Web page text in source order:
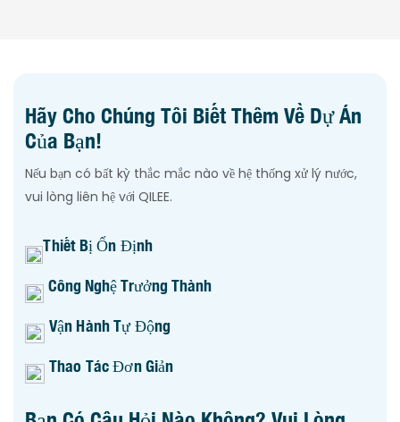
Hãy Cho Chúng Tôi Biết Thêm Về Dự Án
Của Bạn!
Nếu bạn có bất kỳ thắc mắc nào về hệ thống xử lý nước,
vui lòng liên hệ với QILEE.
Thiết Bị Ổn Định
Công Nghệ Trưởng Thành
Vận Hành Tự Động
Thao Tác Đơn Giản